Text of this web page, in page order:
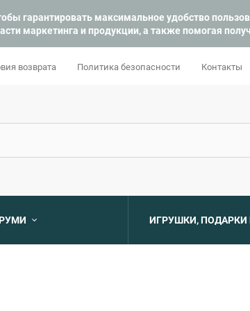
гарантировать максимальное удобство
маркетинга и продукции, а также помогая
возврата Политика безопасности Контакты
ИГРУШКИ, ПОДАРКИ